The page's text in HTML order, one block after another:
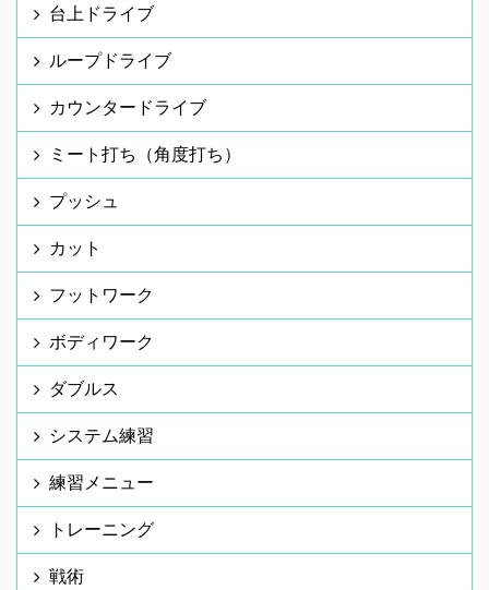
台上ドライブ
ループドライブ
カウンタードライブ
ミート打ち（角度打ち）
プッシュ
カット
フットワーク
ボディワーク
ダブルス
システム練習
練習メニュー
トレーニング
戦術